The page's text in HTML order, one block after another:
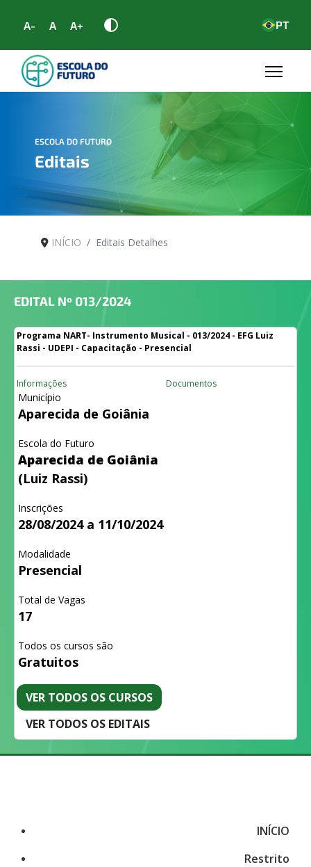
A- A A+ PT
ESCOLA DO FUTURO
Editais
INÍCIO Editais Detalhes
EDITAL Nº 013/2024
Programa NART- Instrumento Musical - 013/2024 - EFG Luiz
Rassi - UDEPI - Capacitação - Presencial
Informações Documentos
Município
Aparecida de Goiânia
Escola do Futuro
Aparecida de Goiânia
(Luiz Rassi)
Inscrições
28/08/2024 a 11/10/2024
Modalidade
Presencial
Total de Vagas
17
Todos os cursos são
Gratuitos
VER TODOS OS CURSOS
VER TODOS OS EDITAIS
INÍCIO
Restrito